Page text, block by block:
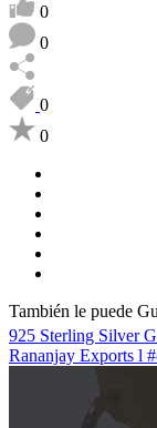
0
0
0
0
También le puede
925 Sterling Silver
Rananjay Exports l